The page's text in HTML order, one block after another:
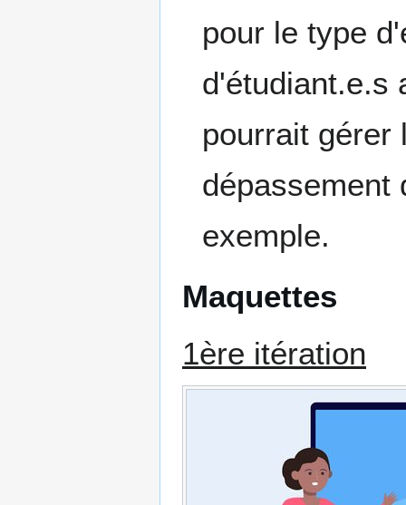
pour le type
d'étudiant.e.s
pourrait gérer
dépassement
exemple.
Maquettes
1ère itération